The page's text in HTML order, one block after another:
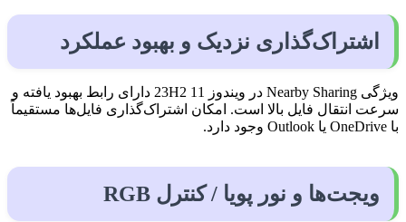
اشتراک‌گذاری نزدیک و بهبود عملکرد
ویژگی Nearby Sharing در ویندوز 11 23H2 دارای رابط بهبود یافته و
سرعت انتقال فایل بالا است. امکان اشتراک‌گذاری فایل‌ها مستقیماً
با OneDrive یا Outlook وجود دارد.
ویجت‌ها و نور پویا / کنترل RGB